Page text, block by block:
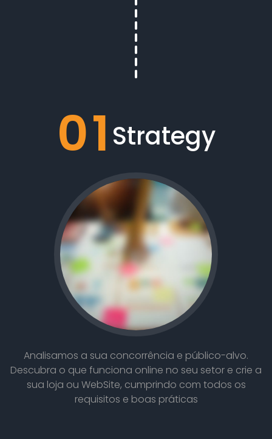
01 Strategy
Analisamos a sua concorrência e público-alvo.
Descubra o que funciona online no seu setor e crie a
sua loja ou WebSite, cumprindo com todos os
requisitos e boas práticas